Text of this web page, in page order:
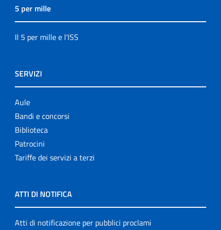
5 per mille
Il 5 per mille e l'ISS
SERVIZI
Aule
Bandi e concorsi
Biblioteca
Patrocini
Tariffe dei servizi a terzi
ATTI DI NOTIFICA
Atti di notificazione per pubblici proclami